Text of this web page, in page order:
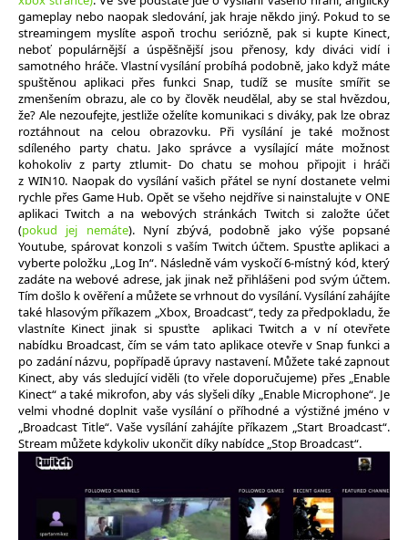
gameplay nebo naopak sledování, jak hraje někdo jiný. Pokud to se
streamingem myslíte aspoň trochu seriózně, pak si kupte Kinect,
neboť populárnější a úspěšnější jsou přenosy, kdy diváci vidí i
samotného hráče. Vlastní vysílání probíhá podobně, jako když máte
spuštěnou aplikaci přes funkci Snap, tudíž se musíte smířit se
zmenšením obrazu, ale co by člověk neudělal, aby se stal hvězdou,
že? Ale nezoufejte, jestliže oželíte komunikaci s diváky, pak lze obraz
roztáhnout na celou obrazovku. Při vysílání je také možnost
sdíleného party chatu. Jako správce a vysílající máte možnost
kohokoliv z party ztlumit- Do chatu se mohou připojit i hráči
z WIN10. Naopak do vysílání vašich přátel se nyní dostanete velmi
rychle přes Game Hub. Opět se všeho nejdříve si nainstalujte v ONE
aplikaci Twitch a na webových stránkách Twitch si založte účet
(pokud jej nemáte). Nyní zbývá, podobně jako výše popsané
Youtube, spárovat konzoli s vaším Twitch účtem. Spusťte aplikaci a
vyberte položku „Log In“. Následně vám vyskočí 6-místný kód, který
zadáte na webové adrese, jak jinak než přihlášeni pod svým účtem.
Tím došlo k ověření a můžete se vrhnout do vysílání. Vysílání zahájíte
také hlasovým příkazem „Xbox, Broadcast“, tedy za předpokladu, že
vlastníte Kinect jinak si spusťte aplikaci Twitch a v ní otevřete
nabídku Broadcast, čím se vám tato aplikace otevře v Snap funkci a
po zadání názvu, popřípadě úpravy nastavení. Můžete také zapnout
Kinect, aby vás sledující viděli (to vřele doporučujeme) přes „Enable
Kinect“ a také mikrofon, aby vás slyšeli díky „Enable Microphone“. Je
velmi vhodné doplnit vaše vysílání o příhodné a výstižné jméno v
„Broadcast Title“. Vaše vysílání zahájíte příkazem „Start Broadcast“.
Stream můžete kdykoliv ukončit díky nabídce „Stop Broadcast“.